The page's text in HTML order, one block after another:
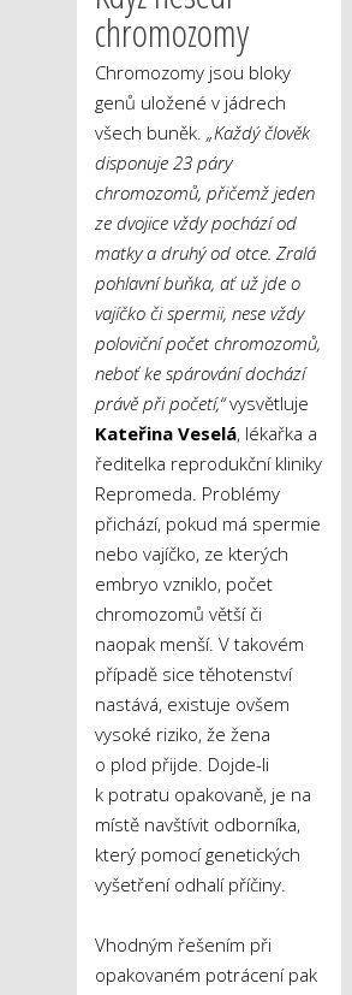
chromozomy
Chromozomy jsou bloky
genů uložené v jádrech
všech buněk. „Každý člověk
disponuje 23 páry
chromozomů, přičemž jeden
ze dvojice vždy pochází od
matky a druhý od otce. Zralá
pohlavní buňka, ať už jde o
vajíčko či spermii, nese vždy
poloviční počet chromozomů,
neboť ke spárování dochází
právě při početí,“vysvětluje
Kateřina Veselá, lékařka a
ředitelka reprodukční kliniky
Repromeda. Problémy
přichází, pokud má spermie
nebo vajíčko, ze kterých
embryo vzniklo, počet
chromozomů větší či
naopak menší. V takovém
případě sice těhotenství
nastává, existuje ovšem
vysoké riziko, že žena
o plod přijde. Dojde-li
k potratu opakovaně, je na
místě navštívit odborníka,
který pomocí genetických
vyšetření odhalí příčiny.
Vhodným řešením při
opakovaném potrácení pak